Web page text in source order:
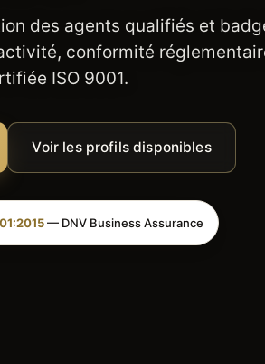
des agents qualifiés et
conformité
ISO 9001.
Voir les profils disponibles
— DNV Business Assurance